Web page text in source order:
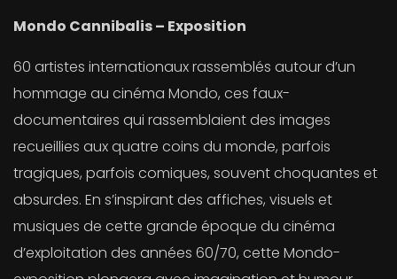
Mondo Cannibalis – Exposition
60 artistes internationaux rassemblés autour d’un
hommage au cinéma Mondo, ces faux-
documentaires qui rassemblaient des images
recueillies aux quatre coins du monde, parfois
tragiques, parfois comiques, souvent choquantes et
absurdes. En s’inspirant des affiches, visuels et
musiques de cette grande époque du cinéma
d’exploitation des années 60/70, cette Mondo-